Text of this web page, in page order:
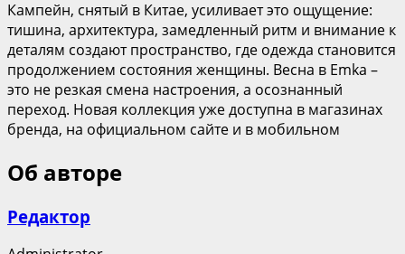
Кампейн, снятый в Китае, усиливает это ощущение:
тишина, архитектура, замедленный ритм и внимание к
деталям создают пространство, где одежда становится
продолжением состояния женщины. Весна в Emka –
это не резкая смена настроения, а осознанный
переход. Новая коллекция уже доступна в магазинах
бренда, на официальном сайте и в мобильном
Об авторе
Редактор